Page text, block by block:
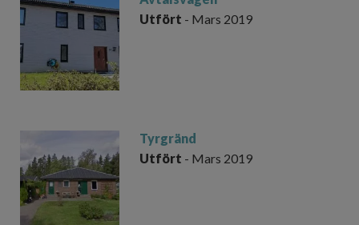
Utfört - Mars 2019
Tyrgränd
Utfört - Mars 2019